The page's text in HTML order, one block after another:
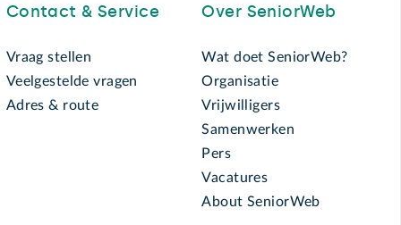
Contact & Service
Vraag stellen
Veelgestelde vragen
Adres & route
Over SeniorWeb
Wat doet SeniorWeb?
Organisatie
Vrijwilligers
Samenwerken
Pers
Vacatures
About SeniorWeb